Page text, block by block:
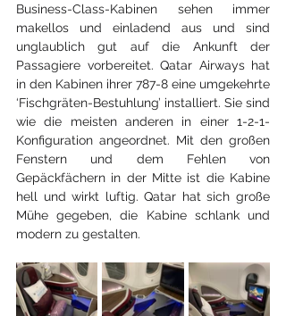
Business-Class-Kabinen sehen immer
makellos und einladend aus und sind
unglaublich gut auf die Ankunft der
Passagiere vorbereitet. Qatar Airways hat
in den Kabinen ihrer 787-8 eine umgekehrte
‘Fischgräten-Bestuhlung’ installiert. Sie sind
wie die meisten anderen in einer 1-2-1-
Konfiguration angeordnet. Mit den großen
Fenstern und dem Fehlen von
Gepäckfächern in der Mitte ist die Kabine
hell und wirkt luftig. Qatar hat sich große
Mühe gegeben, die Kabine schlank und
modern zu gestalten.